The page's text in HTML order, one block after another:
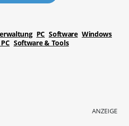
PC Software Windows
Software & Tools
ANZEIGE